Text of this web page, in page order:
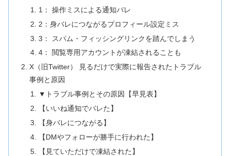
1： 操作ミスによる通知バレ
2：身バレにつながるプロフィール設定ミス
3： スパム・フィッシングリンクを踏んでしまう
4： 閲覧専用アカウントが凍結されることも
X（旧Twitter） 見るだけで実際に報告されたトラブル
事例と原因
▼トラブル事例とその原因【早見表】
【いいね通知でバレた】
【身バレにつながる】
【DMやフォローが勝手に行われた】
【見ていただけで凍結された】